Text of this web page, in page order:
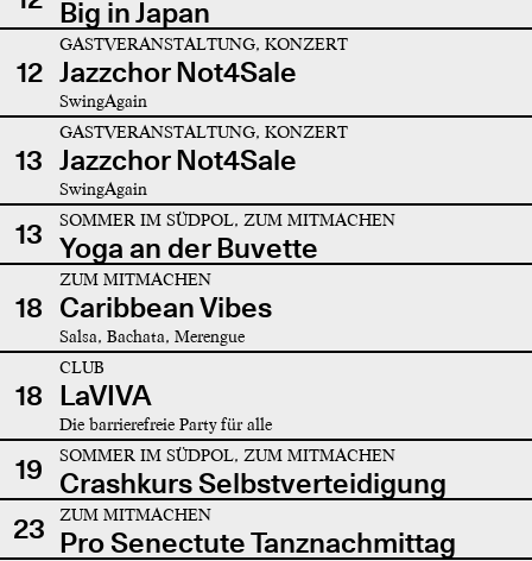
Big in Japan
12
GASTVERANSTALTUNG, KONZERT
Jazzchor Not4Sale
SwingAgain
13
GASTVERANSTALTUNG, KONZERT
Jazzchor Not4Sale
SwingAgain
13 SOMMER IM SÜDPOL, ZUM MITMACHEN
Yoga an der Buvette
18
ZUM MITMACHEN
Caribbean Vibes
Salsa, Bachata, Merengue
18
CLUB
LaVIVA
Die barrierefreie Party für alle
19 SOMMER IM SÜDPOL, ZUM MITMACHEN
Crashkurs Selbstverteidigung
23
ZUM MITMACHEN
Pro Senectute Tanznachmittag